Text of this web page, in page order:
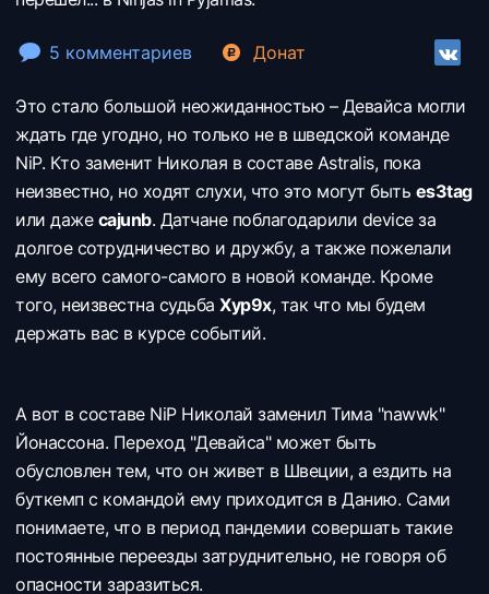
5 комментариев Донат
Это стало большой неожиданностью – Девайса могли
ждать где угодно, но только не в шведской команде
NiP. Кто заменит Николая в составе Astralis, пока
неизвестно, но ходят слухи, что это могут быть es3tag
или даже cajunb. Датчане поблагодарили device за
долгое сотрудничество и дружбу, а также пожелали
ему всего самого-самого в новой команде. Кроме
того, неизвестна судьба Xyp9x, так что мы будем
держать вас в курсе событий.
А вот в составе NiP Николай заменил Тима "nawwk"
Йонассона. Переход "Девайса" может быть
обусловлен тем, что он живет в Швеции, а ездить на
буткемп с командой ему приходится в Данию. Сами
понимаете, что в период пандемии совершать такие
постоянные переезды затруднительно, не говоря об
опасности заразиться.